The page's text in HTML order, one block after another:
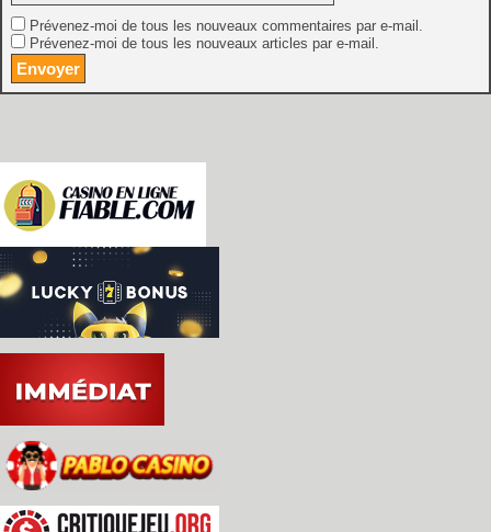
Prévenez-moi de tous les nouveaux commentaires par e-mail.
Prévenez-moi de tous les nouveaux articles par e-mail.